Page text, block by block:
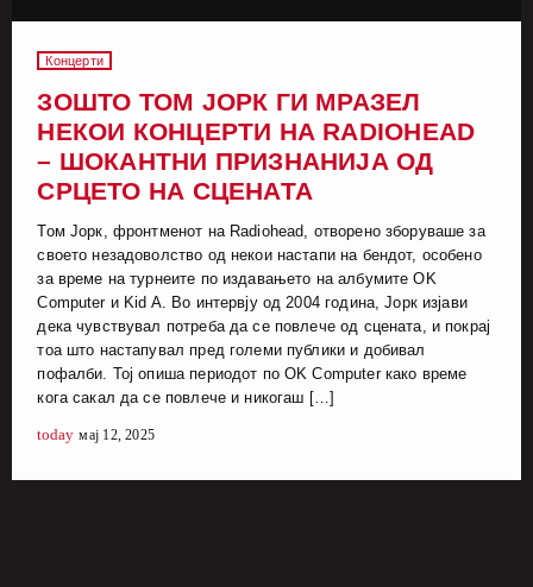
Концерти
ЗОШТО ТОМ ЈОРК ГИ МРАЗЕЛ
НЕКОИ КОНЦЕРТИ НА RADIOHEAD
– ШОКАНТНИ ПРИЗНАНИЈА ОД
СРЦЕТО НА СЦЕНАТА
Том Јорк, фронтменот на Radiohead, отворено зборуваше за
своето незадоволство од некои настапи на бендот, особено
за време на турнеите по издавањето на албумите OK
Computer и Kid A. Во интервју од 2004 година, Јорк изјави
дека чувствувал потреба да се повлече од сцената, и покрај
тоа што настапувал пред големи публики и добивал
пофалби. Тој опиша периодот по OK Computer како време
кога сакал да се повлече и никогаш […]
today мај 12, 2025